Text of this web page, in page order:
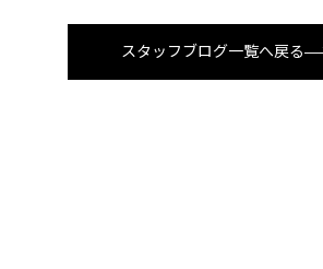
スタッフブログ一覧へ戻る